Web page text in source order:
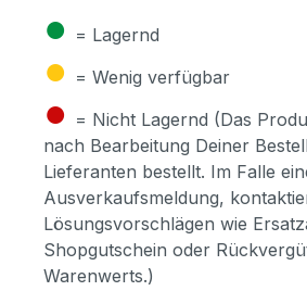
● = Lagernd
● = Wenig verfügbar
● = Nicht Lagernd (Das
nach Bearbeitung Deiner
Lieferanten bestellt. Im Falle
Ausverkaufsmeldung,
Lösungsvorschlägen wie
Shopgutschein oder
Warenwerts.)